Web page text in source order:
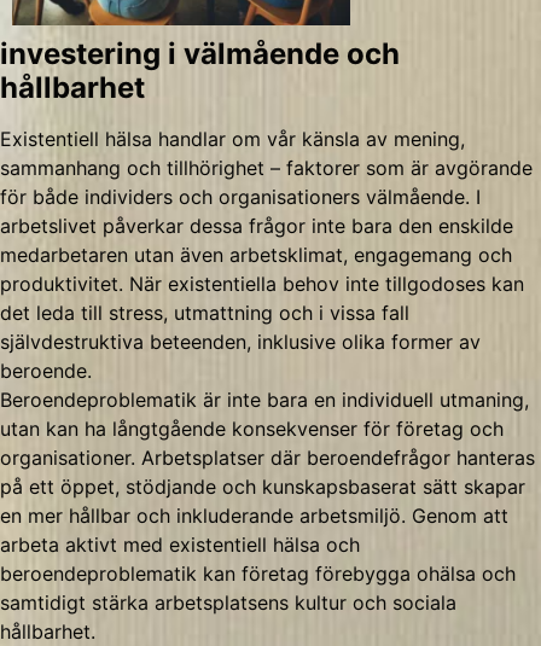
investering i välmående och
hållbarhet
Existentiell hälsa handlar om vår känsla av mening,
sammanhang och tillhörighet – faktorer som är avgörande
för både individers och organisationers välmående. I
arbetslivet påverkar dessa frågor inte bara den enskilde
medarbetaren utan även arbetsklimat, engagemang och
produktivitet. När existentiella behov inte tillgodoses kan
det leda till stress, utmattning och i vissa fall
självdestruktiva beteenden, inklusive olika former av
beroende.
Beroendeproblematik är inte bara en individuell utmaning,
utan kan ha långtgående konsekvenser för företag och
organisationer. Arbetsplatser där beroendefrågor hanteras
på ett öppet, stödjande och kunskapsbaserat sätt skapar
en mer hållbar och inkluderande arbetsmiljö. Genom att
arbeta aktivt med existentiell hälsa och
beroendeproblematik kan företag förebygga ohälsa och
samtidigt stärka arbetsplatsens kultur och sociala
hållbarhet.